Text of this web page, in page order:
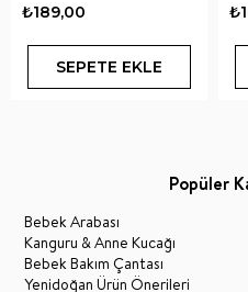
₺189,00
SEPETE EKLE
Popüler
Bebek Arabası
Kanguru & Anne Kucağı
Bebek Bakım Çantası
Yenidoğan Ürün Önerileri